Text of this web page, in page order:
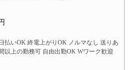
払いOK 終電上がりOK ノルマなし 送りあ
以上の勤務可 自由出勤OK Wワーク歓迎